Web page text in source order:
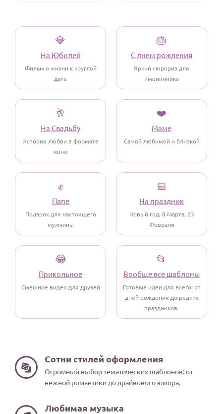
💎
На Юбилей
Фильм о жизни к круглой
дате
🎂
С днем рождения
Яркий сюрприз для
именинника
🥂
На Свадьбу
История любви в формате
кино
❤️
Маме
Самой любимой и близкой
✊
Папе
Подарок для настоящего
мужчины
📅
На праздник
Новый год, 8 Марта, 23
Февраля
😂
Прикольное
Смешное видео для друзей
📂
Вообще все шаблоны
Готовые идеи для всего: от
дней рождения до редких
праздников.
Сотни стилей оформления
Огромный выбор тематических шаблонов: от
нежной романтики до драйвового юмора.
Любимая музыка